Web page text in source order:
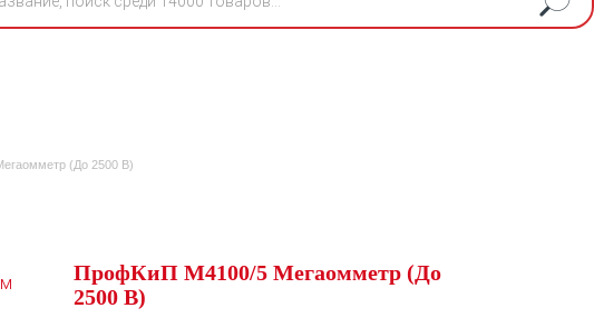
(До 2500 В)
ПрофКиП М4100/5 Мегаомметр (До
2500 В)